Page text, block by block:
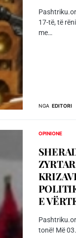
17-të, të
me…
NGA EDITORI
OPINIONE
E
tonë! Më